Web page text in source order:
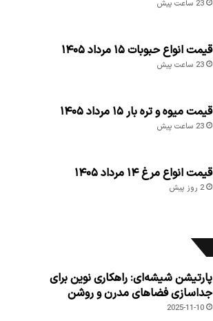
23 ساعت پیش
قیمت انواع حبوبات ۱۵ مرداد ۱۴۰۵
23 ساعت پیش
قیمت میوه و تره بار ۱۵ مرداد ۱۴۰۵
23 ساعت پیش
قیمت انواع مرغ ۱۴ مرداد ۱۴۰۵
2 روز پیش
پارتیشن شیشه‌ای: راهکاری نوین برای
جداسازی فضاهای مدرن و روشن
2025-11-10